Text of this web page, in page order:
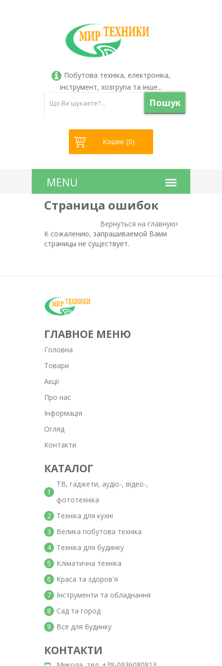
Побутова техніка, електроніка,
інструмент, хозгрупа та інше...
Пошук
Кошик (0)
Страница ошибок
Вернуться на главную
К сожалению, запрашиваемой Вами
страницы не существует.
ГЛАВНОЕ МЕНЮ
Головна
Товари
Акції
Про нас
Інформація
Огляд
Контакти
КАТАЛОГ
ТВ, гаджети, аудіо-, відео-,
фототехніка
1
Техніка для кухні
2
Велика побутова техніка
3
Техніка для будинку
4
Кліматична техніка
5
Краса та здоров'я
6
Інструменти та обладнання
7
Сад та город
8
Все для будинку
9
КОНТАКТИ